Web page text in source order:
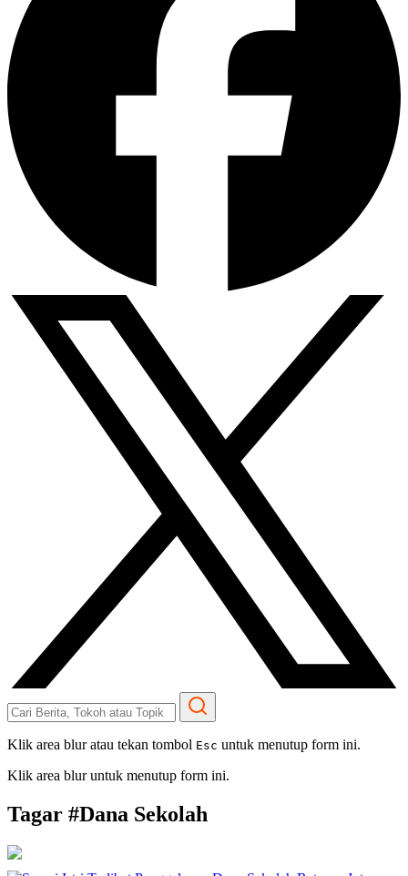
Klik area blur atau tekan tombol Esc untuk menutup form ini.
Klik area blur untuk menutup form ini.
Tagar #Dana Sekolah